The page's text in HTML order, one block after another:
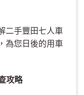
二手豐田七人車
為您日後的用車
攻略